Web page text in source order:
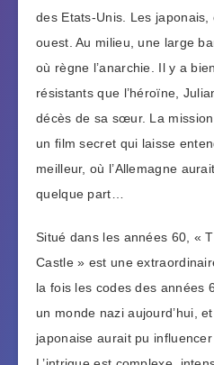
des Etats-Unis. Les
ouest. Au milieu, une large
où règne l’anarchie. Il y a
résistants que l’héroïne,
décès de sa sœur. La
un film secret qui laisse
meilleur, où l’Allemagne
quelque part…
Situé dans les années 60, «
Castle » est une
la fois les codes des années
un monde nazi aujourd’hui,
japonaise aurait pu